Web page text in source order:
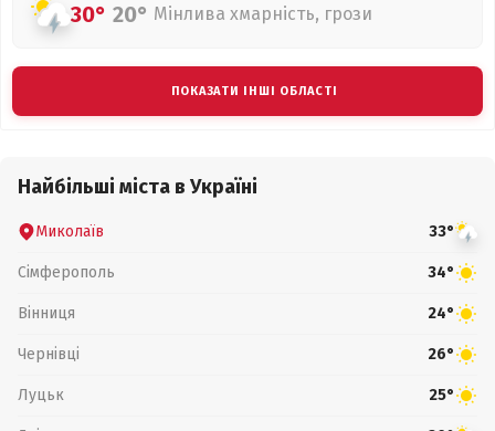
30° 20° Мінлива хмарність, грози
ПОКАЗАТИ ІНШІ ОБЛАСТІ
Найбільші міста в Україні
Миколаїв 33°
Сімферополь 34°
Вінниця 24°
Чернівці 26°
Луцьк 25°